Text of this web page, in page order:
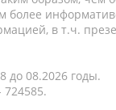
более
в т.ч.
до 08.2026 годы.